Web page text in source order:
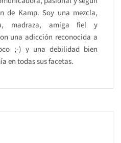
de Kamp. Soy una mezcla,
madraza, amiga fiel y
una adicción reconocida a
;-) y una debilidad bien
en todas sus facetas.